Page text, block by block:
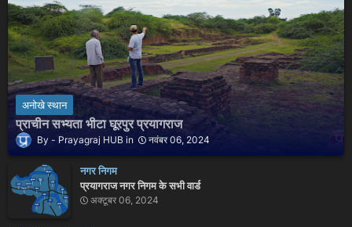
अनोखे स्थान
प्राचीन सभ्यता भीटा घूरपुर प्रयागराज
Prayagraj HUB नवंबर 06, 2024
नगर निगम
प्रयागराज नगर निगम के सभी वार्ड
अक्टूबर 06, 2024